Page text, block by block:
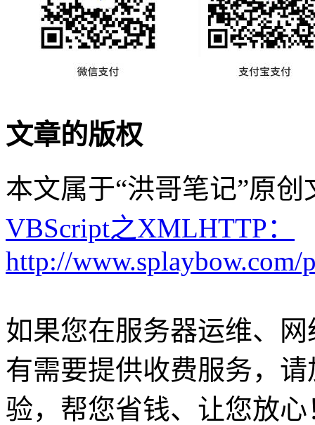
文章的版权
本文属于“洪哥笔记”原
VBScript之XMLHTTP：
http://
如果您在服务器运维、
有需要提供收费服务，
验，帮您省钱、让您放心